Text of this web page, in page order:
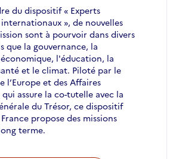
du dispositif « Experts
», de nouvelles
sont à pourvoir dans divers
que la gouvernance, la
l'éducation, la
et le climat. Piloté par le
l’Europe et des Affaires
assure la co-tutelle avec la
du Trésor, ce dispositif
propose des missions
terme.